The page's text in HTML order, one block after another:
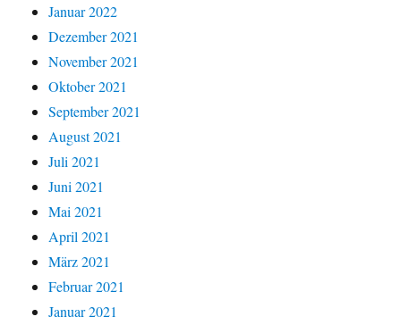
Januar 2022
Dezember 2021
November 2021
Oktober 2021
September 2021
August 2021
Juli 2021
Juni 2021
Mai 2021
April 2021
März 2021
Februar 2021
Januar 2021